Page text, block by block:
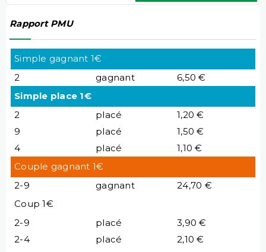
Rapport PMU
Simple gagnant 1€
2
gagnant
6,50 €
Simple place 1€
2
placé
1,20 €
9
placé
1,50 €
4
placé
1,10 €
Couple gagnant 1€
2-9
gagnant
24,70 €
Coup 1€
2-9
placé
3,90 €
2-4
placé
2,10 €